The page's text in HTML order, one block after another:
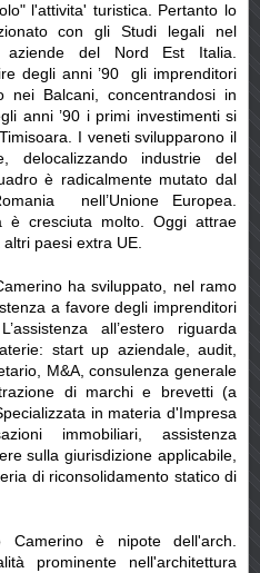
l'attivita' turistica. Pertanto lo
con gli Studi legali nel
del Nord Est Italia.
degli anni ’90 gli imprenditori
Balcani, concentrandosi in
anni ’90 i primi investimenti si
I veneti svilupparono il
delocalizzando industrie del
è radicalmente mutato dal
nell’Unione Europea.
è cresciuta molto. Oggi attrae
paesi extra UE.
ha sviluppato, nel ramo
a favore degli imprenditori
all’estero riguarda
start up aziendale, audit,
M&A, consulenza generale
di marchi e brevetti (a
in materia d'Impresa
immobiliari, assistenza
sulla giurisdizione applicabile,
di riconsolidamento statico di
Camerino è nipote dell'arch.
prominente nell'architettura